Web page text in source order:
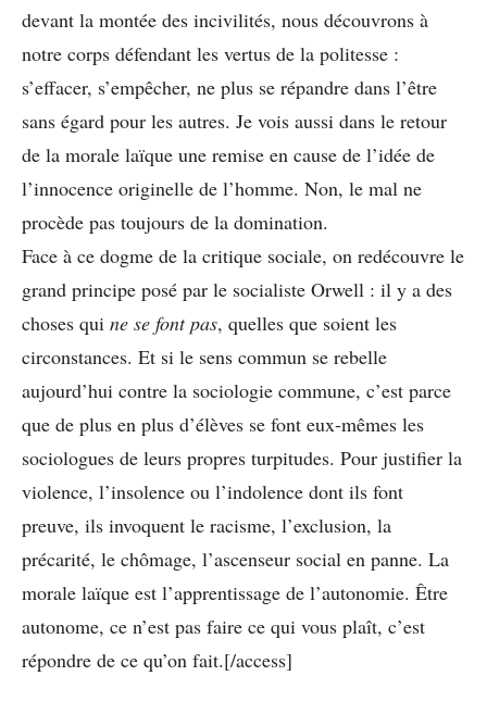
devant la montée des incivilités, nous découvrons à
notre corps défendant les vertus de la politesse :
s’effacer, s’empêcher, ne plus se répandre dans l’être
sans égard pour les autres. Je vois aussi dans le retour
de la morale laïque une remise en cause de l’idée de
l’innocence originelle de l’homme. Non, le mal ne
procède pas toujours de la domination.
Face à ce dogme de la critique sociale, on redécouvre le
grand principe posé par le socialiste Orwell : il y a des
choses qui ne se font pas, quelles que soient les
circonstances. Et si le sens commun se rebelle
aujourd’hui contre la sociologie commune, c’est parce
que de plus en plus d’élèves se font eux-mêmes les
sociologues de leurs propres turpitudes. Pour justifier la
violence, l’insolence ou l’indolence dont ils font
preuve, ils invoquent le racisme, l’exclusion, la
précarité, le chômage, l’ascenseur social en panne. La
morale laïque est l’apprentissage de l’autonomie. Être
autonome, ce n’est pas faire ce qui vous plaît, c’est
répondre de ce qu’on fait.[/access]